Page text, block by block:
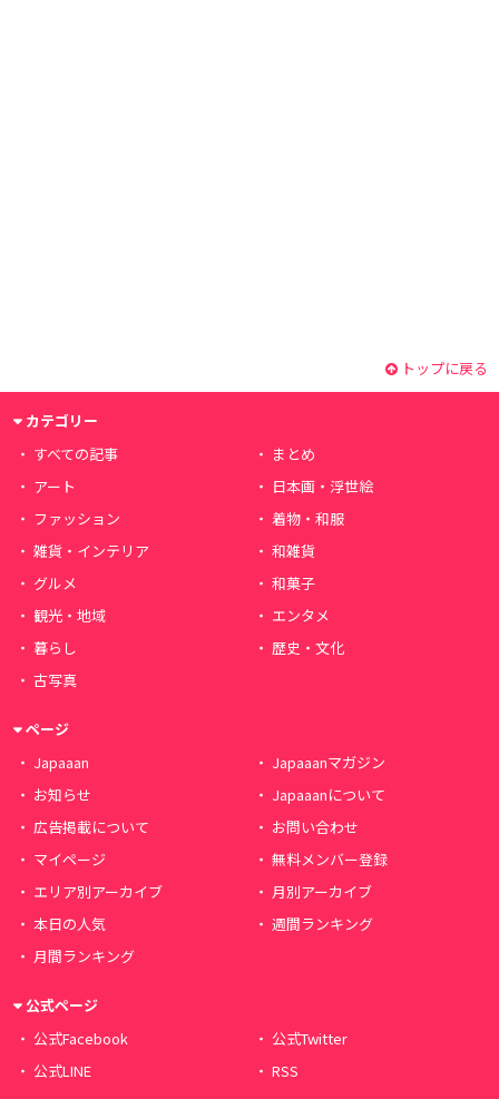
トップに戻る
カテゴリー
すべての記事
まとめ
アート
日本画・浮世絵
ファッション
着物・和服
雑貨・インテリア
和雑貨
グルメ
和菓子
観光・地域
エンタメ
暮らし
歴史・文化
古写真
ページ
Japaaan
Japaaanマガジン
お知らせ
Japaaanについて
広告掲載について
お問い合わせ
マイページ
無料メンバー登録
エリア別アーカイブ
月別アーカイブ
本日の人気
週間ランキング
月間ランキング
公式ページ
公式Facebook
公式Twitter
公式LINE
RSS